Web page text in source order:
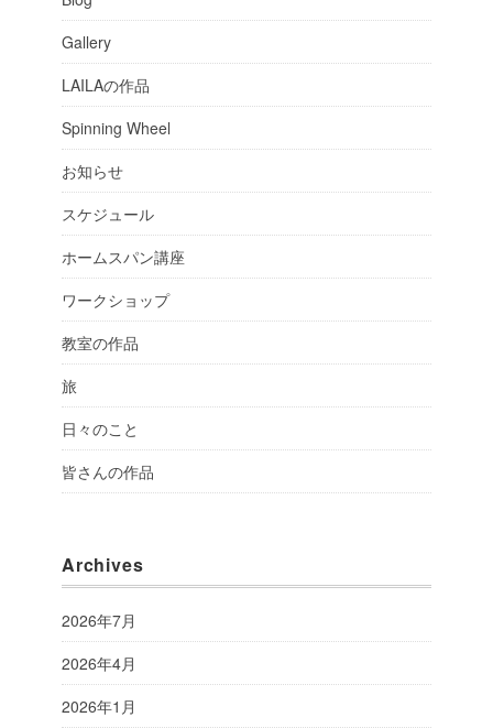
Gallery
LAILAの作品
Spinning Wheel
お知らせ
スケジュール
ホームスパン講座
ワークショップ
教室の作品
旅
日々のこと
皆さんの作品
Archives
2026年7月
2026年4月
2026年1月